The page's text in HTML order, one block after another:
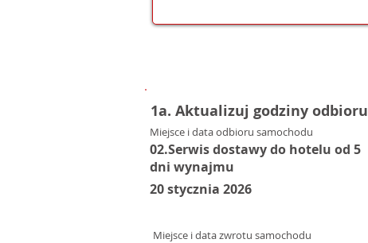
1a. Aktualizuj godziny odbioru
Miejsce i data odbioru samochodu
02.Serwis dostawy do hotelu od 5
dni wynajmu
20 stycznia 2026
Miejsce i data zwrotu samochodu